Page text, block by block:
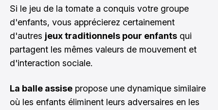
Si le jeu de la tomate a conquis votre groupe
d'enfants, vous apprécierez certainement
d'autres jeux traditionnels pour enfants qui
partagent les mêmes valeurs de mouvement et
d'interaction sociale.
La balle assise propose une dynamique similaire
où les enfants éliminent leurs adversaires en les